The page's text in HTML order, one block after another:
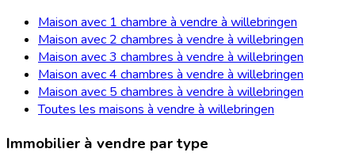
Maison avec 1 chambre à vendre à willebringen
Maison avec 2 chambres à vendre à willebringen
Maison avec 3 chambres à vendre à willebringen
Maison avec 4 chambres à vendre à willebringen
Maison avec 5 chambres à vendre à willebringen
Toutes les maisons à vendre à willebringen
Immobilier à vendre par type